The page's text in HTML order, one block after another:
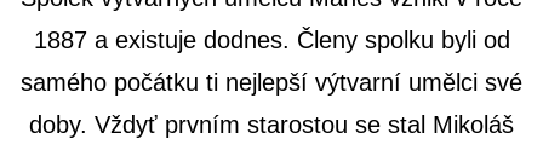
1887 a existuje dodnes. Členy spolku byli od
samého počátku ti nejlepší výtvarní umělci své
doby. Vždyť prvním starostou se stal Mikoláš